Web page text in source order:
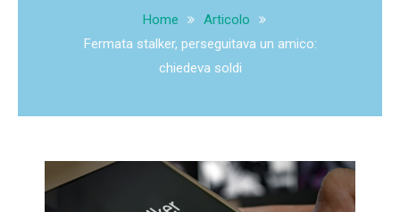
Home
Articolo
Fermata stalker, perseguitava un amico:
chiedeva soldi